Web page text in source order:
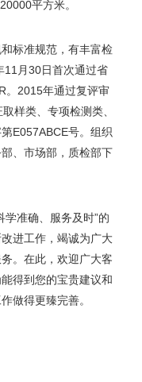
平方米。
标准规范，有丰富检
11月30日首次通过省
。2015年通过复评审
样类、专项检测类、
E057ABCE号。组织
、市场部，质检部下
学准确、服务及时”的
进工作，竭诚为广大
。在此，欢迎广大客
得到您的宝贵建议和
做得更臻完善。